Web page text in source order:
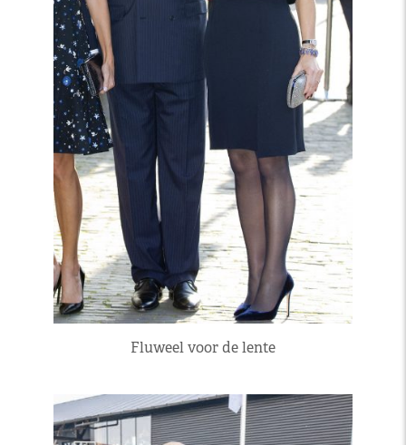
Fluweel voor de lente